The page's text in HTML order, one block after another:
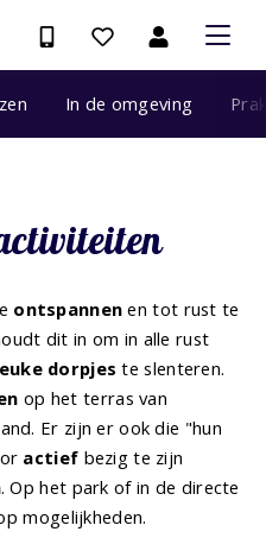
In de omgeving
ontspannen en tot rust te
dit in om in alle rust
dorpjes te slenteren.
op het terras van
Er zijn er ook die "hun
actief bezig te zijn
. Op het park of in de directe
mogelijkheden.